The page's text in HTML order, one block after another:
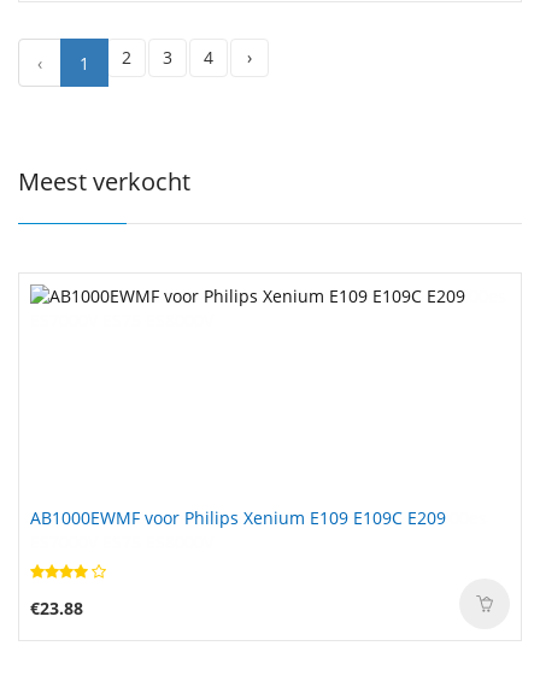
‹ 1 2 3 4 ›
Meest verkocht
AB1000EWMF voor Philips Xenium E109 E109C E209
€23.88